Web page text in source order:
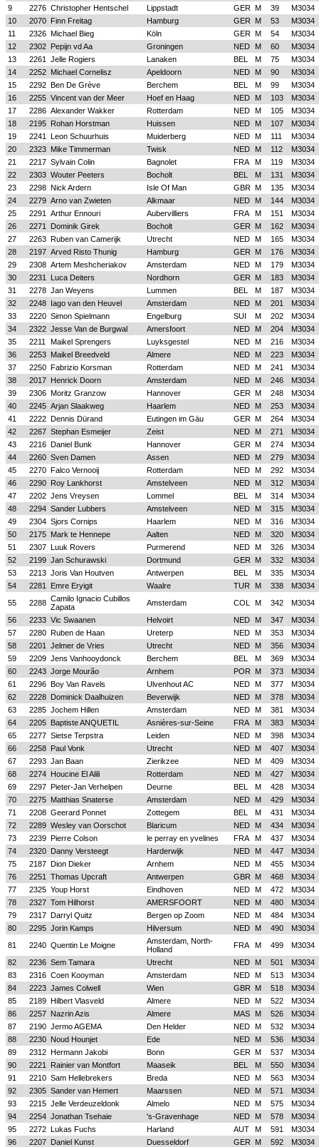
9 2276 Christopher Hentschel Lippstadt GER M 39
M3034
10
2070 Finn Freitag Hamburg GER M 53
M3034
11
2326 Michael Bieg Köln GER M 54
M3034
12
2302 Pepijn vd Aa Groningen NED M 60
M3034
13
2261 Jelle Rogiers Lanaken BEL M 75
M3034
14
2252 Michael Cornelisz Apeldoorn NED M 90
M3034
15
2292 Ben De Grève Berchem BEL M 99
M3034
16
2255 Vincent van der Meer Hoef en Haag NED M 103
M3034
17
2286 Alexander Wakker Rotterdam NED M 105
M3034
18
2195 Rohan Horstman Huissen NED M 107
M3034
19
2241 Leon Schuurhuis Muiderberg NED M 111
M3034
20
2323 Mike Timmerman Twisk NED M 112
M3034
21
2217 Sylvain Colin Bagnolet FRA M 119
M3034
22
2303 Wouter Peeters Bocholt BEL M 131
M3034
23
2298 Nick Ardern Isle Of Man GBR M 135
M3034
24
2279 Arno van Zwieten Alkmaar NED M 144
M3034
25
2291 Arthur Ennouri Aubervilliers FRA M 151
M3034
26
2271 Dominik Girek Bocholt GER M 162
M3034
27
2263 Ruben van Camerijk Utrecht NED M 165
M3034
28
2197 Arved Risto Thunig Hamburg GER M 176
M3034
29
2308 Artem Meshcheriakov Amsterdam NED M 179
M3034
30
2231 Luca Deiters Nordhorn GER M 183
M3034
31
2278 Jan Weyens Lummen BEL M 187
M3034
32
2248 Iago van den Heuvel Amsterdam NED M 201
M3034
33
2220 Simon Spielmann Engelburg SUI M 202
M3034
34
2322 Jesse Van de Burgwal Amersfoort NED M 204
M3034
35
2211 Maikel Sprengers Luyksgestel NED M 216
M3034
36
2253 Maikel Breedveld Almere NED M 223
M3034
37
2250 Fabrizio Korsman Rotterdam NED M 241
M3034
38
2017 Henrick Doorn Amsterdam NED M 246
M3034
39
2306 Moritz Granzow Hannover GER M 248
M3034
40
2245 Arjan Slaakweg Haarlem NED M 253
M3034
41
2222 Dennis Dürand Eutingen im Gäu GER M 264
M3034
42
2267 Stephan Esmeijer Zeist NED M 271
M3034
43
2216 Daniel Bunk Hannover GER M 274
M3034
44
2260 Sven Damen Assen NED M 279
M3034
45
2270 Falco Vernooij Rotterdam NED M 292
M3034
46
2290 Roy Lankhorst Amstelveen NED M 312
M3034
47
2202 Jens Vreysen Lommel BEL M 314
M3034
48
2294 Sander Lubbers Amstelveen NED M 315
M3034
49
2304 Sjors Cornips Haarlem NED M 316
M3034
50
2175 Mark te Hennepe Aalten NED M 320
M3034
51
2307 Luuk Rovers Purmerend NED M 326
M3034
52
2199 Jan Schurawski Dortmund GER M 332
M3034
53
2213 Joris Van Houtven Antwerpen BEL M 335
M3034
54
2281 Emre Eryigit Waalre TUR M 338
M3034
55
2288 Camilo Ignacio Cubillos
Zapata
Amsterdam COL M 342
M3034
56
2233 Vic Swaanen Helvoirt NED M 347
M3034
57
2280 Ruben de Haan Ureterp NED M 353
M3034
58
2201 Jelmer de Vries Utrecht NED M 356
M3034
59
2209 Jens Vanhooydonck Berchem BEL M 369
M3034
60
2243 Jorge Mourão Arnhem POR M 373
M3034
61
2296 Boy Van Ravels Ulvenhout AC NED M 377
M3034
62
2228 Dominick Daalhuizen Beverwijk NED M 378
M3034
63
2285 Jochem Hillen Amsterdam NED M 381
M3034
64
2205 Baptiste ANQUETIL Asnières-sur-Seine FRA M 383
M3034
65
2277 Sietse Terpstra Leiden NED M 398
M3034
66
2258 Paul Vonk Utrecht NED M 407
M3034
67
2293 Jan Baan Zierikzee NED M 409
M3034
68
2274 Houcine El Alili Rotterdam NED M 427
M3034
69
2297 Pieter-Jan Verhelpen Deurne BEL M 428
M3034
70
2275 Matthias Snaterse Amsterdam NED M 429
M3034
71
2208 Geerard Ponnet Zottegem BEL M 431
M3034
72
2289 Wesley van Oorschot Blaricum NED M 434
M3034
73
2239 Pierre Colson le perray en yvelines FRA M 437
M3034
74
2320 Danny Versteegt Harderwijk NED M 447
M3034
75
2187 Dion Dieker Arnhem NED M 455
M3034
76
2251 Thomas Upcraft Antwerpen GBR M 468
M3034
77
2325 Youp Horst Eindhoven NED M 472
M3034
78
2327 Tom Hilhorst AMERSFOORT NED M 480
M3034
79
2317 Darryl Quitz Bergen op Zoom NED M 484
M3034
80
2295 Jorin Kamps Hilversum NED M 490
M3034
81
2240 Quentin Le Moigne
Amsterdam, North-
Holland
FRA M 499
M3034
82
2236 Sem Tamara Utrecht NED M 501
M3034
83
2316 Coen Kooyman Amsterdam NED M 513
M3034
84
2223 James Colwell Wien GBR M 518
M3034
85
2189 Hilbert Vlasveld Almere NED M 522
M3034
86
2257 Nazrin Azis Almere MAS M 526
M3034
87
2190 Jermo AGEMA Den Helder NED M 532
M3034
88
2230 Noud Hounjet Ede NED M 536
M3034
89
2312 Hermann Jakobi Bonn GER M 537
M3034
90
2221 Rainier van Montfort Maaseik BEL M 550
M3034
91
2210 Sam Hellebrekers Breda NED M 563
M3034
92
2305 Sander van Hemert Maarssen NED M 571
M3034
93
2215 Jelle Verdeuzeldonk Almelo NED M 575
M3034
94
2254 Jonathan Tsehaie 's-Gravenhage NED M 578
M3034
95
2272 Lukas Fuchs Harland AUT M 591
M3034
96
2207 Daniel Kunst Duesseldorf GER M 592
M3034